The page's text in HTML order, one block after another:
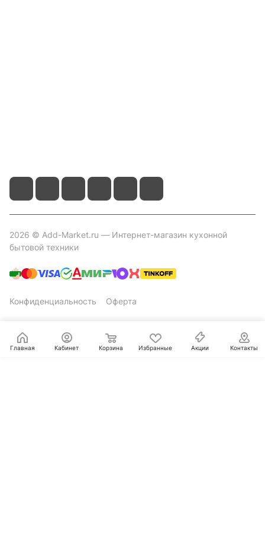
2026 © Add-Market.ru — Интернет-магазин кухонной
бытовой техники
Конфиденциальность Оферта
Главная Кабинет Корзина Избранные Акции Контакты